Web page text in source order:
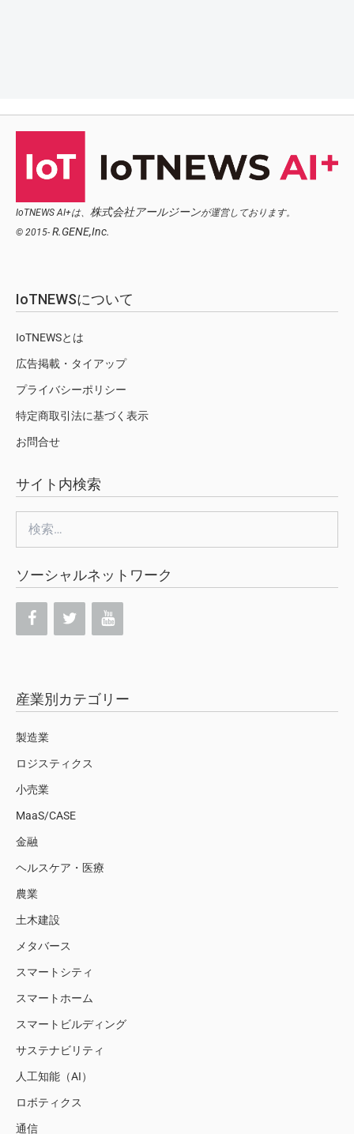
IoTNEWS AI+は、 株式会社アールジーンが運営しております。
© 2015- R.GENE,Inc.
IoTNEWSについて
IoTNEWSとは
広告掲載・タイアップ
プライバシーポリシー
特定商取引法に基づく表示
お問合せ
サイト内検索
索:
ソーシャルネットワーク
産業別カテゴリー
製造業
ロジスティクス
小売業
MaaS/CASE
金融
ヘルスケア・医療
農業
土木建設
メタバース
スマートシティ
スマートホーム
スマートビルディング
サステナビリティ
人工知能（AI）
ロボティクス
通信